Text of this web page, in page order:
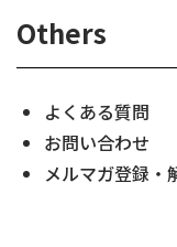
Others
よくある質問
お問い合わせ
メルマガ登録・